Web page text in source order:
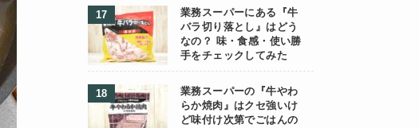
業務スーパーにある『牛
バラ切り落とし』はどう
なの？ 味・食感・使い勝
手をチェックしてみた
業務スーパーの『牛やわ
らか焼肉』はクセ強いけ
ど味付け次第でごはんの